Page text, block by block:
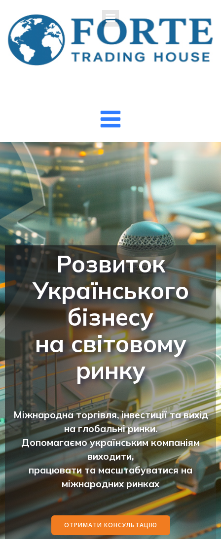
Розвиток
Українського
бізнесу
на світовому
ринку
Міжнародна торгівля, інвестиції та вихід
на глобальні ринки.
Допомагаємо українським компаніям
виходити,
працювати та масштабуватися на
міжнародних ринках
ОТРИМАТИ КОНСУЛЬТАЦІЮ